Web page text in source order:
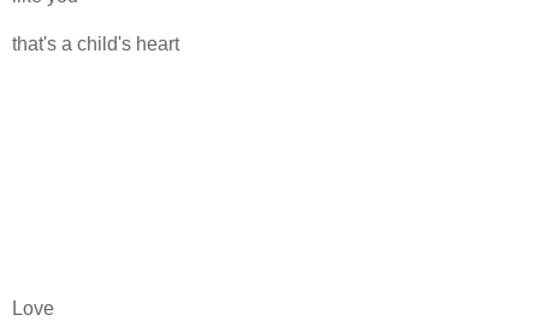
that's a child's heart
Love